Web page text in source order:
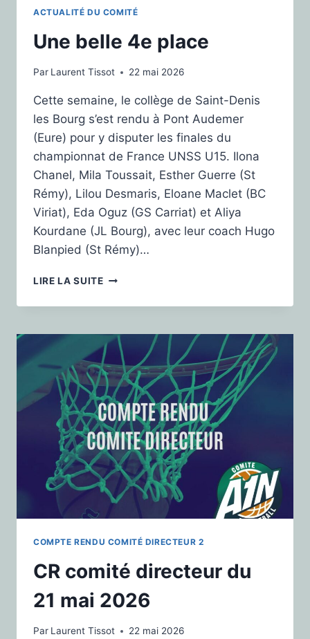
ACTUALITÉ DU COMITÉ
Une belle 4e place
Par Laurent Tissot 22 mai 2026
Cette semaine, le collège de Saint-Denis
les Bourg s’est rendu à Pont Audemer
(Eure) pour y disputer les finales du
championnat de France UNSS U15. Ilona
Chanel, Mila Toussait, Esther Guerre (St
Rémy), Lilou Desmaris, Eloane Maclet (BC
Viriat), Eda Oguz (GS Carriat) et Aliya
Kourdane (JL Bourg), avec leur coach Hugo
Blanpied (St Rémy)…
LIRE LA SUITE
COMPTE RENDU COMITÉ DIRECTEUR 2
CR comité directeur du
21 mai 2026
Par Laurent Tissot 22 mai 2026